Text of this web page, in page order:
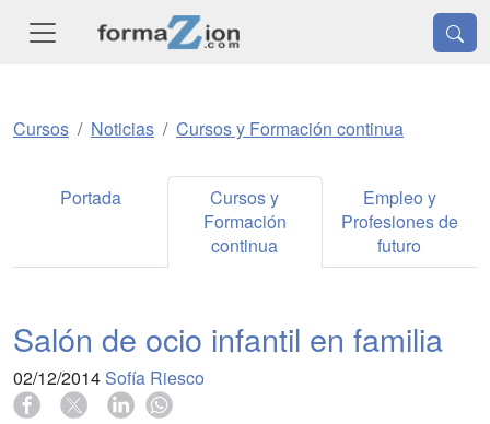
Cursos Noticias Cursos y Formación continua
Portada
Cursos y
Formación
continua
Empleo y
Profesiones de
futuro
Salón de ocio infantil en familia
02/12/2014 Sofía Riesco